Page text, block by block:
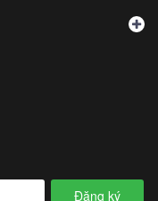
Đăng ký